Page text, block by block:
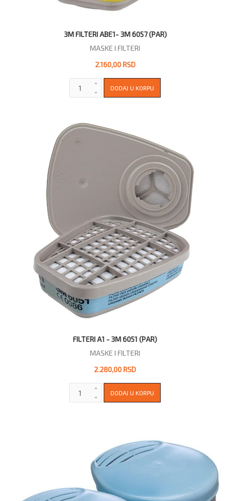
3M FILTERI ABE1- 3M 6057 (PAR)
MASKE I FILTERI
2.160,00 RSD
FILTERI A1 - 3M 6051 (PAR)
MASKE I FILTERI
2.280,00 RSD